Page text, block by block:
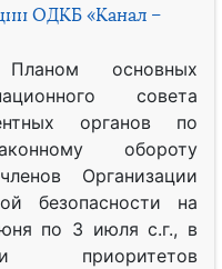
ОДКБ «Канал –
основных
совета
органов по
обороту
Организации
безопасности на
по 3 июля с.г., в
приоритетов